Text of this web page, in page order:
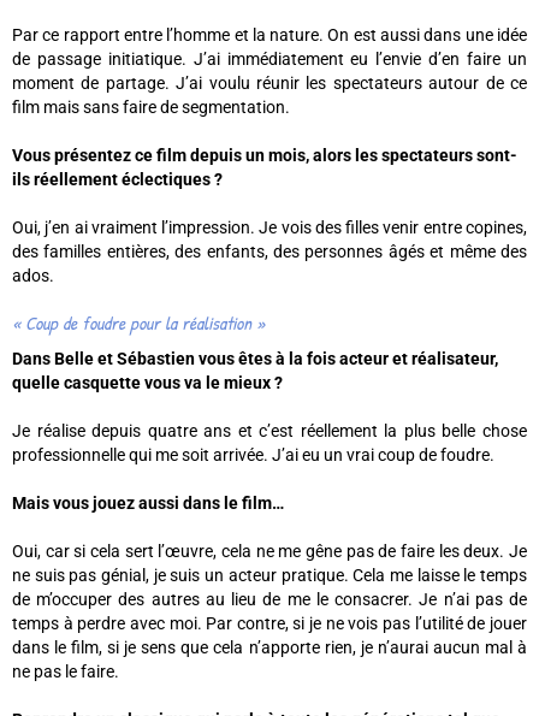
Par ce rapport entre l’homme et la nature. On est aussi dans une idée
de passage initiatique. J’ai immédiatement eu l’envie d’en faire un
moment de partage. J’ai voulu réunir les spectateurs autour de ce
film mais sans faire de segmentation.
Vous présentez ce film depuis un mois, alors les spectateurs sont-
ils réellement éclectiques ?
Oui, j’en ai vraiment l’impression. Je vois des filles venir entre copines,
des familles entières, des enfants, des personnes âgés et même des
ados.
« Coup de foudre pour la réalisation »
Dans Belle et Sébastien vous êtes à la fois acteur et réalisateur,
quelle casquette vous va le mieux ?
Je réalise depuis quatre ans et c’est réellement la plus belle chose
professionnelle qui me soit arrivée. J’ai eu un vrai coup de foudre.
Mais vous jouez aussi dans le film…
Oui, car si cela sert l’œuvre, cela ne me gêne pas de faire les deux. Je
ne suis pas génial, je suis un acteur pratique. Cela me laisse le temps
de m’occuper des autres au lieu de me le consacrer. Je n’ai pas de
temps à perdre avec moi. Par contre, si je ne vois pas l’utilité de jouer
dans le film, si je sens que cela n’apporte rien, je n’aurai aucun mal à
ne pas le faire.